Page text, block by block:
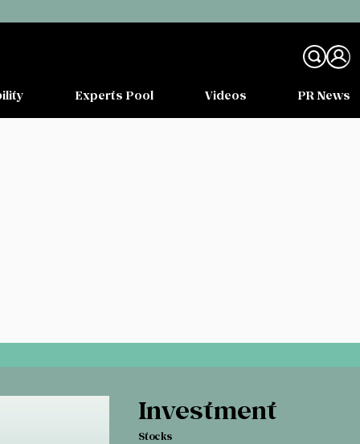
Experts Pool Videos PR News
Investment
Stocks